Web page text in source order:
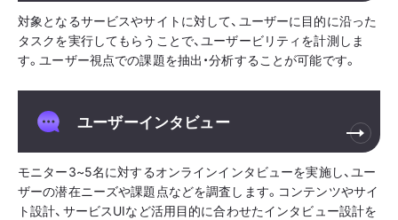
対象となるサービスやサイトに対して、ユーザーに目的に沿った
タスクを実行してもらうことで、ユーザービリティを計測しま
す。ユーザー視点での課題を抽出・分析することが可能です。
ユーザーインタビュー
モニター3~5名に対するオンラインインタビューを実施し、ユー
ザーの潜在ニーズや課題点などを調査します。コンテンツやサイ
ト設計、サービスUIなど活用目的に合わせたインタビュー設計を